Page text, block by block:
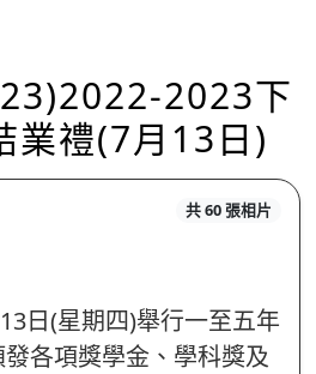
2023下
業禮(7月13日)
共 60 張相片
日(星期四)舉行一至五年
各項獎學金、學科獎及